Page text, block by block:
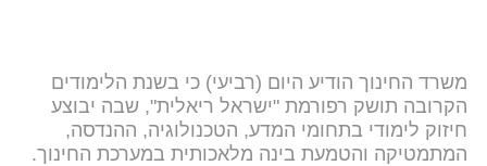
משרד החינוך הודיע היום (רביעי) כי בשנת הלימודים
הקרובה תושק רפורמת "ישראל ריאלית", שבה יבוצע
חיזוק לימודי בתחומי המדע, הטכנולוגיה, ההנדסה,
המתמטיקה והטמעת בינה מלאכותית במערכת החינוך.